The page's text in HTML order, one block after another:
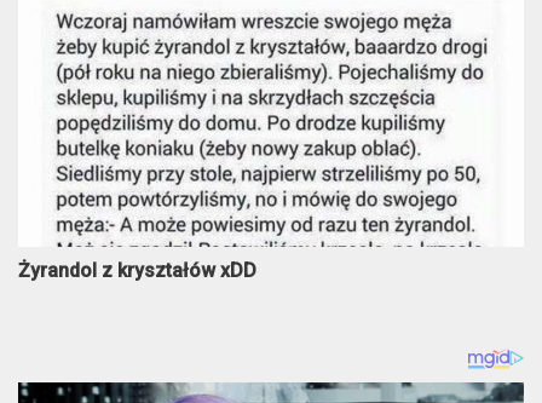
Żyrandol z kryształów xDD